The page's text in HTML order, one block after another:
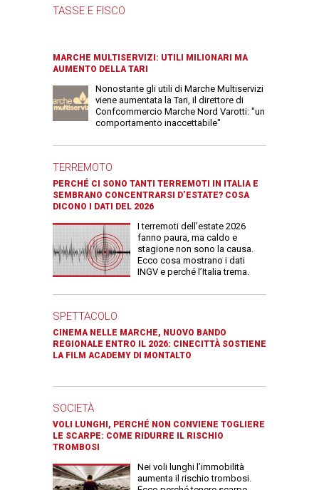
TASSE E FISCO
MARCHE MULTISERVIZI: UTILI MILIONARI MA
AUMENTO DELLA TARI
Nonostante gli utili di Marche Multiservizi
viene aumentata la Tari, il direttore di
Confcommercio Marche Nord Varotti: "un
comportamento inaccettabile"
TERREMOTO
PERCHÉ CI SONO TANTI TERREMOTI IN ITALIA E
SEMBRANO CONCENTRARSI D’ESTATE? COSA
DICONO I DATI DEL 2026
I terremoti dell’estate 2026
fanno paura, ma caldo e
stagione non sono la causa.
Ecco cosa mostrano i dati
INGV e perché l’Italia trema.
SPETTACOLO
CINEMA NELLE MARCHE, NUOVO BANDO
REGIONALE ENTRO IL 2026: CINECITTÀ SOSTIENE
LA FILM ACADEMY DI MONTALTO
SOCIETÀ
VOLI LUNGHI, PERCHÉ NON CONVIENE TOGLIERE
LE SCARPE: COME RIDURRE IL RISCHIO
TROMBOSI
Nei voli lunghi l’immobilità
aumenta il rischio trombosi.